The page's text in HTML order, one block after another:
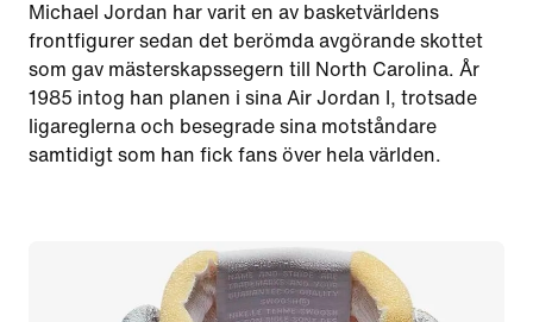
Michael Jordan har varit en av basketvärldens
frontfigurer sedan det berömda avgörande skottet
som gav mästerskapssegern till North Carolina. År
1985 intog han planen i sina Air Jordan I, trotsade
ligareglerna och besegrade sina motståndare
samtidigt som han fick fans över hela världen.